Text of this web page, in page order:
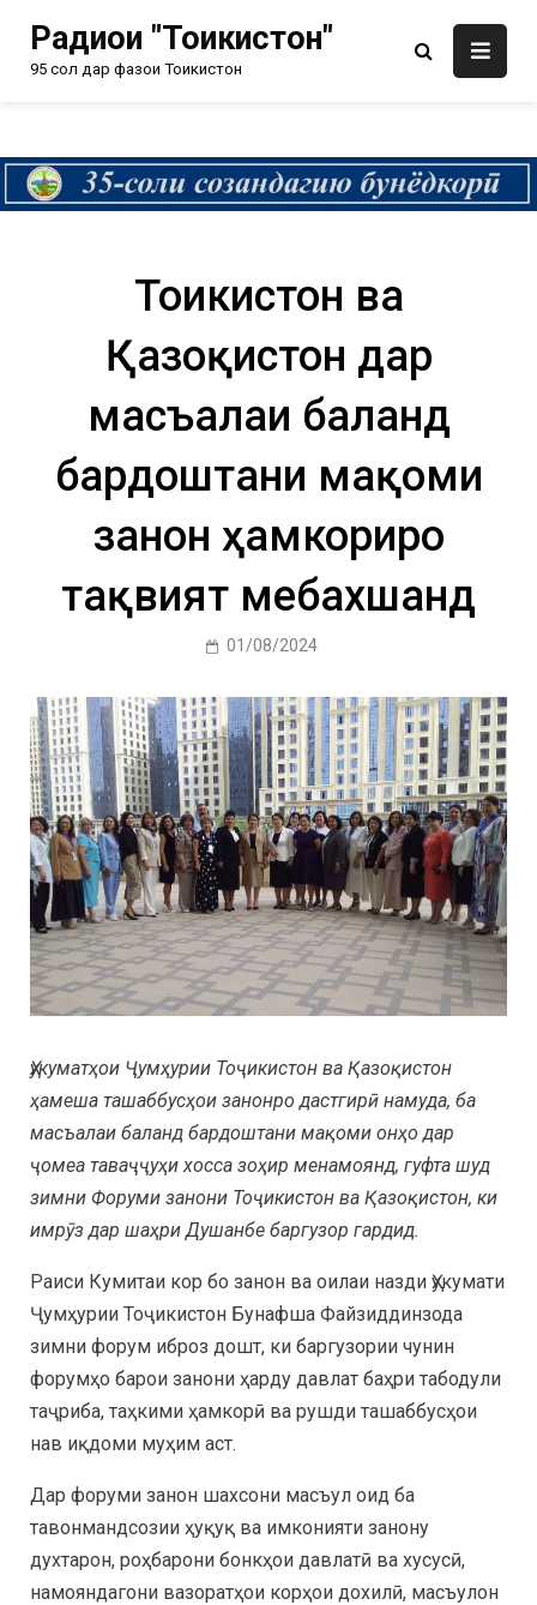
Радиои "Тоҷикистон"
95 сол дар фазои Тоҷикистон
Тоҷикистон ва
Қазоқистон дар
масъалаи баланд
бардоштани мақоми
занон ҳамкориро
тақвият мебахшанд
01/08/2024
Ҳукуматҳои Ҷумҳурии Тоҷикистон ва Қазоқистон
ҳамеша ташаббусҳои занонро дастгирӣ намуда, ба
масъалаи баланд бардоштани мақоми онҳо дар
ҷомеа таваҷҷуҳи хосса зоҳир менамоянд, гуфта шуд
зимни Форуми занони Тоҷикистон ва Қазоқистон, ки
имрӯз дар шаҳри Душанбе баргузор гардид.
Раиси Кумитаи кор бо занон ва оилаи назди Ҳукумати
Ҷумҳурии Тоҷикистон Бунафша Файзиддинзода
зимни форум иброз дошт, ки баргузории чунин
форумҳо барои занони ҳарду давлат баҳри табодули
таҷриба, таҳкими ҳамкорӣ ва рушди ташаббусҳои
нав иқдоми муҳим аст.
Дар форуми занон шахсони масъул оид ба
тавонмандсозии ҳуқуқ ва имконияти занону
духтарон, роҳбарони бонкҳои давлатӣ ва хусусӣ,
намояндагони вазоратҳои корҳои дохилӣ, масъулон